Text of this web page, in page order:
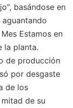
basándose en
Estamos en
la planta.
de producción
por desgaste
de los
de su